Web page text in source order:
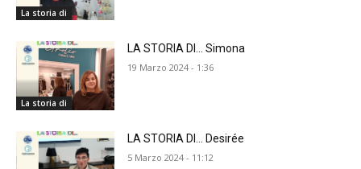
La storia di
La storia di
LA STORIA DI… Simona
19 Marzo 2024 - 1:36
LA STORIA DI… Desirée
5 Marzo 2024 - 11:12